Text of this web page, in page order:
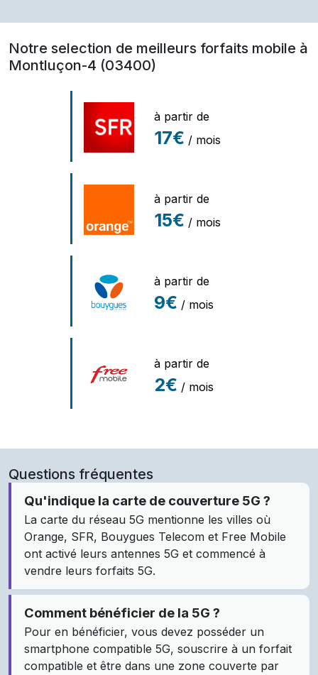
Notre selection de meilleurs forfaits mobile à
Montluçon-4 (03400)
à partir de
17€ / mois
à partir de
15€ / mois
à partir de
9€ / mois
à partir de
2€ / mois
Questions fréquentes
Qu'indique la carte de couverture 5G ?
La carte du réseau 5G mentionne les villes où
Orange, SFR, Bouygues Telecom et Free Mobile
ont activé leurs antennes 5G et commencé à
vendre leurs forfaits 5G.
Comment bénéficier de la 5G ?
Pour en bénéficier, vous devez posséder un
smartphone compatible 5G, souscrire à un forfait
compatible et être dans une zone couverte par